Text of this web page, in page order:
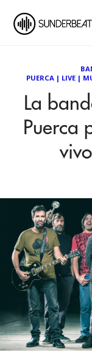
PUERCA| LIVE|
La
Puerca